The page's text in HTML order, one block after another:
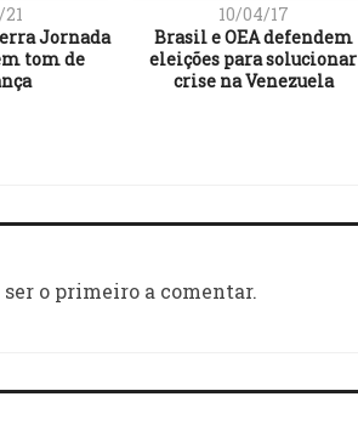
Jornada
tom de
10/04/17
Brasil e OEA defendem
eleições para solucionar
crise na Venezuela
o primeiro a comentar.